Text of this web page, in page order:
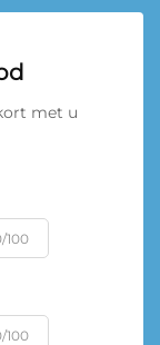
met u
100
100